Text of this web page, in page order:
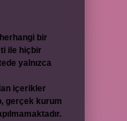
bir
ile hiçbir
yalnızca
içerikler
gerçek kurum